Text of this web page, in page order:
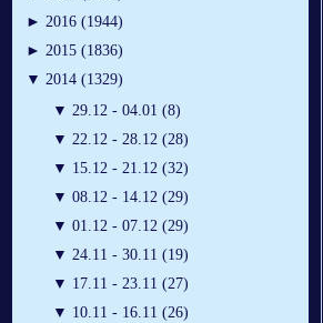
► 2016 (1944)
► 2015 (1836)
▼ 2014 (1329)
▼ 29.12 - 04.01 (8)
▼ 22.12 - 28.12 (28)
▼ 15.12 - 21.12 (32)
▼ 08.12 - 14.12 (29)
▼ 01.12 - 07.12 (29)
▼ 24.11 - 30.11 (19)
▼ 17.11 - 23.11 (27)
▼ 10.11 - 16.11 (26)